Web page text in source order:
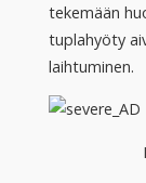
tekemään
tuplahyöty
laihtuminen.